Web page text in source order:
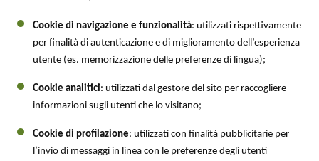
Cookie di navigazione e funzionalità: utilizzati rispettivamente
per finalità di autenticazione e di miglioramento dell’esperienza
utente (es. memorizzazione delle preferenze di lingua);
Cookie analitici: utilizzati dal gestore del sito per raccogliere
informazioni sugli utenti che lo visitano;
Cookie di profilazione: utilizzati con finalità pubblicitarie per
l’invio di messaggi in linea con le preferenze degli utenti